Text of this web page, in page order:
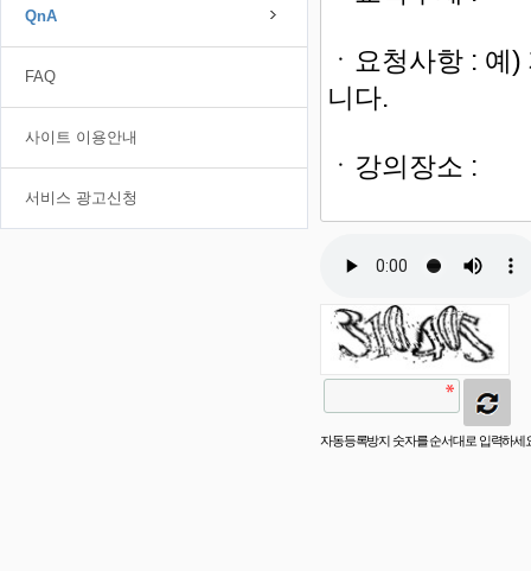
QnA
FAQ
사이트 이용안내
서비스 광고신청
자동등록방지 숫자를 순서대로 입력하세